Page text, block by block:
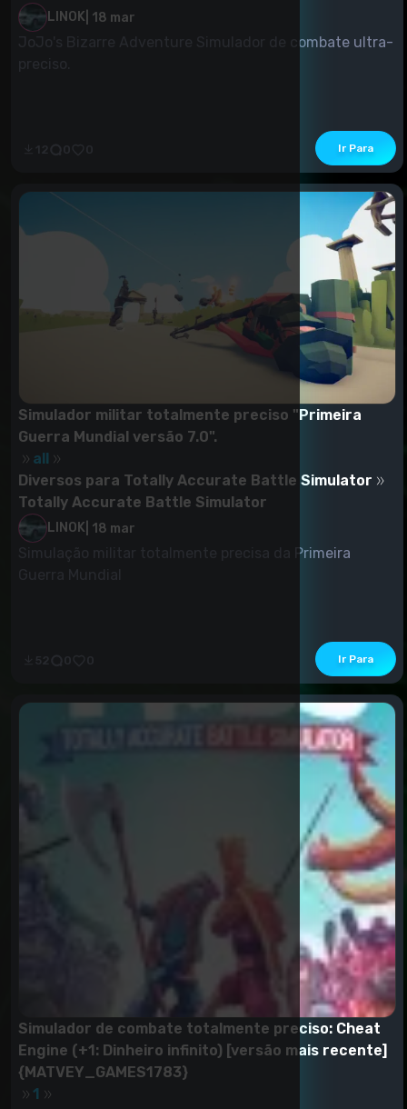
LINOK 18 mar
JoJo's Bizarre Adventure Simulador de combate ultra-
Ir Para
Simulador militar totalmente preciso "Primeira
Guerra Mundial versão 7.0".
all
Diversos para Totally Accurate Battle Simulator
Totally Accurate Battle Simulator
LINOK 18 mar
Simulação militar totalmente precisa da Primeira
Ir Para
Simulador de combate totalmente preciso: Cheat
Engine (+1: Dinheiro infinito) [versão mais recente]
{MATVEY_GAMES1783}
1